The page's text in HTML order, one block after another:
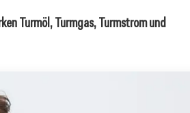
Turmöl, Turmgas, Turmstrom und